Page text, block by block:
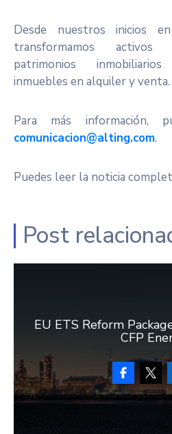
Desde nuestros inicios
transformamos activos
patrimonios
inmuebles en alquiler y venta.
Para más información,
comunicacion@alting.com.
Puedes leer la noticia
Post
EU ETS Reform
CFP